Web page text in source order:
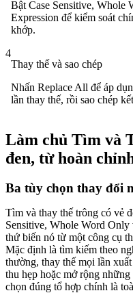
Bật Case Sensitive, Whole
Expression để kiểm soát
khớp.
4
Thay thế và sao chép
Nhấn Replace All để áp
lần thay thế, rồi sao chép
Làm chủ Tìm và
đen, từ hoàn
Ba tùy chọn thay đổi
Tìm và thay thế trông có vẻ
Sensitive, Whole Word
thứ biến nó từ một công cụ
Mặc định là tìm kiếm theo
thường, thay thế mọi lần
thu hẹp hoặc mở rộng
chọn đúng tổ hợp chính là